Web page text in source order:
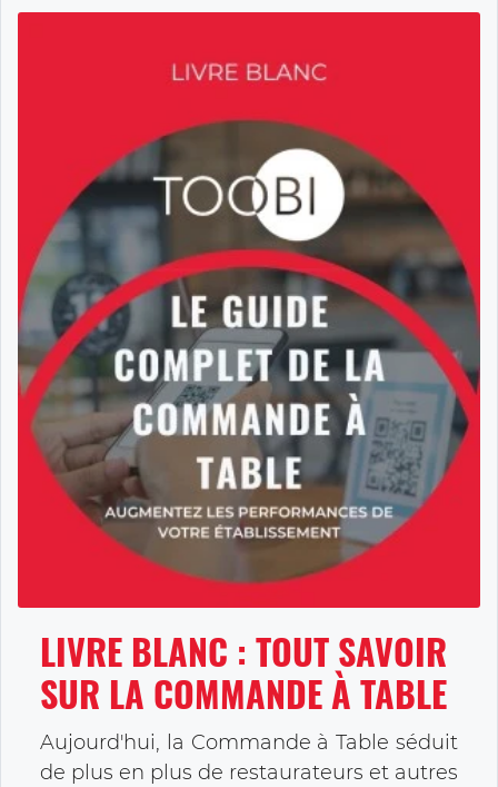
LIVRE BLANC : TOUT SAVOIR
SUR LA COMMANDE À TABLE
Aujourd'hui, la Commande à Table séduit
de plus en plus de restaurateurs et autres